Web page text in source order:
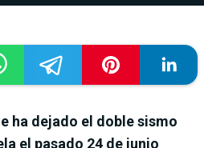
ha dejado el doble sismo
el pasado 24 de junio